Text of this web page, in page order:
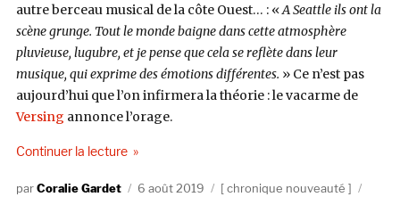
autre berceau musical de la côte Ouest… : «A Seattle ils ont la
scène grunge. Tout le monde baigne dans cette atmosphère
pluvieuse, lugubre, et je pense que cela se reflète dans leur
musique, qui exprime des émotions différentes. » Ce n’est pas
aujourd’hui que l’on infirmera la théorie : le vacarme de
Versing annonce l’orage.
Continuer la lecturede « Versing, 10000 (Hardly Art) »
AuteurCoralie Gardet
Publié
6 août 2019 Catégories
chronique nouveauté